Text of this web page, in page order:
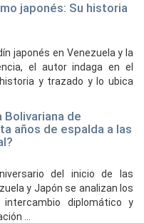
japonés: Su historia
japonés en Venezuela y la
el autor indaga en el
y trazado y lo ubica
de
años de espalda a las
del inicio de las
y Japón se analizan los
diplomático y
...